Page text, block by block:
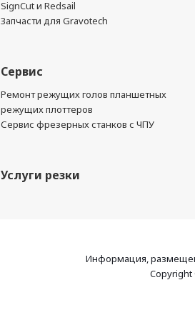
SignCut и Redsail
Запчасти для Gravotech
Сервис
Ремонт режущих голов планшетных
режущих плоттеров
Сервис фрезерных станков с ЧПУ
Услуги резки
Информация,
Copyright